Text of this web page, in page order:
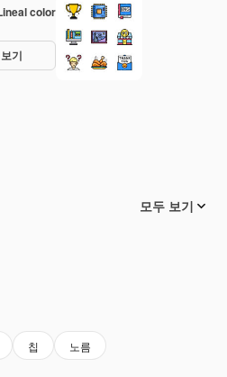
color
기
모두 보기
칩 노름